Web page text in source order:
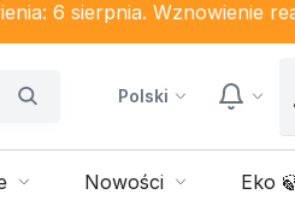
6 sierpnia. Wznowienie
Polski
Nowości Eko